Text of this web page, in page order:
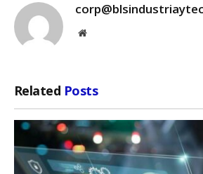
Website
Related Posts